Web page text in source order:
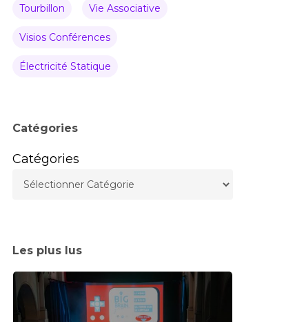
Tourbillon Vie Associative
Visios Conférences
Électricité Statique
Catégories
Catégories
Les plus lus